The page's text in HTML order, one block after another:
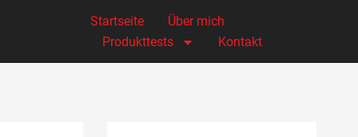
Startseite
Über mich
Produkttests
Kontakt